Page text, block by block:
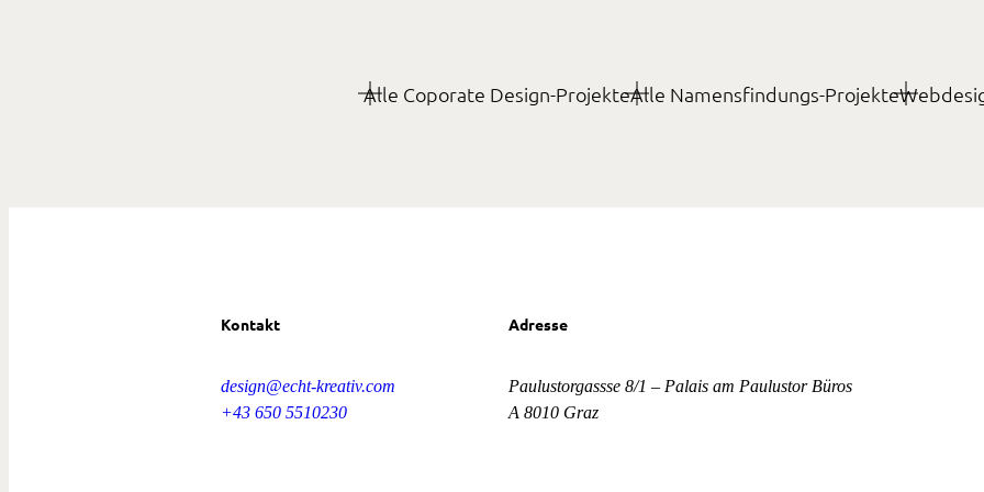
Alle Coporate Design-ProjekteAlle Namensfindungs-Projekte
Kontakt
design@echt-kreativ.com
+43 650 5510230
Adresse
Paulustorgassse 8/1 – Palais am Paulustor Büros
A 8010 Graz